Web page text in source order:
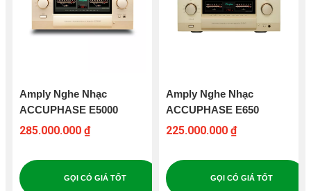
Amply Nghe Nhạc
ACCUPHASE E5000
285.000.000 ₫
GỌI CÓ GIÁ TỐT
Amply Nghe Nhạc
ACCUPHASE E650
225.000.000 ₫
GỌI CÓ GIÁ TỐT